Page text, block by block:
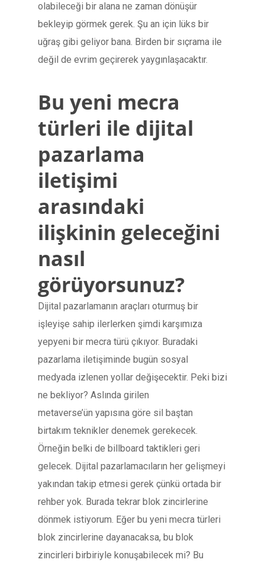
olabileceği bir alana ne zaman dönüşür
bekleyip görmek gerek. Şu an için lüks bir
uğraş gibi geliyor bana. Birden bir sıçrama ile
değil de evrim geçirerek yaygınlaşacaktır.
Bu yeni mecra
türleri ile dijital
pazarlama
iletişimi
arasındaki
ilişkinin geleceğini
nasıl
görüyorsunuz?
Dijital pazarlamanın araçları oturmuş bir
işleyişe sahip ilerlerken şimdi karşımıza
yepyeni bir mecra türü çıkıyor. Buradaki
pazarlama iletişiminde bugün sosyal
medyada izlenen yollar değişecektir. Peki bizi
ne bekliyor? Aslında girilen
metaverse’ün yapısına göre sil baştan
birtakım teknikler denemek gerekecek.
Örneğin belki de billboard taktikleri geri
gelecek. Dijital pazarlamacıların her gelişmeyi
yakından takip etmesi gerek çünkü ortada bir
rehber yok. Burada tekrar blok zincirlerine
dönmek istiyorum. Eğer bu yeni mecra türleri
blok zincirlerine dayanacaksa, bu blok
zincirleri birbiriyle konuşabilecek mi? Bu